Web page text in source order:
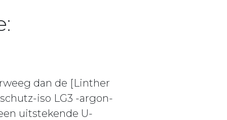
dan de [Linther
iso LG3 -argon-
uitstekende U-